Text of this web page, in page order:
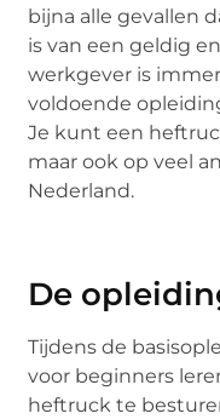
bijna alle gevallen
is van een geldig
werkgever is
voldoende
Je kunt een
maar ook op veel
Nederland.
De
Tijdens de
voor beginners
heftruck te